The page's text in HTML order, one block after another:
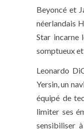
Beyoncé et
néerlandais
Star incarne
somptueux et
Leonardo
Yersin, un
équipé de
limiter ses
sensibiliser